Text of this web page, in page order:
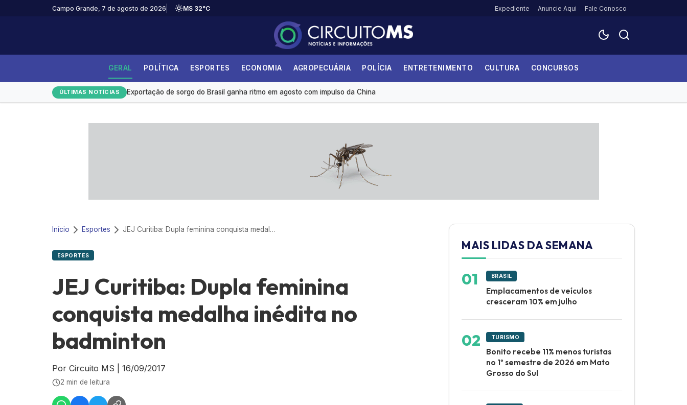
Campo Grande, 7 de agosto de 2026 MS 32°C Expediente Anuncie Aqui Fale Conosco
GERAL POLÍTICA ESPORTES ECONOMIA AGROPECUÁRIA POLÍCIA ENTRETENIMENTO CULTURA CONCURSOS
ÚLTIMAS NOTÍCIAS
Emplacamentos de veículos cresceram 10% em julho
El Niño já provoca R$ 3,5 bi em prejuízos e afeta mais 200 cidades brasileiras, diz CNM
Exportação de sorgo do Brasil ganha ritmo em agosto com impulso da China
Início Esportes JEJ Curitiba: Dupla feminina conquista medalha inédita no badminton
ESPORTES
JEJ Curitiba: Dupla feminina
conquista medalha inédita no
badminton
Por Circuito MS 16/09/2017
2 min de leitura
MAIS LIDAS DA SEMANA
BRASIL
Emplacamentos de veículos
cresceram 10% em julho
TURISMO
Bonito recebe 11% menos turistas
no 1º semestre de 2026 em Mato
Grosso do Sul